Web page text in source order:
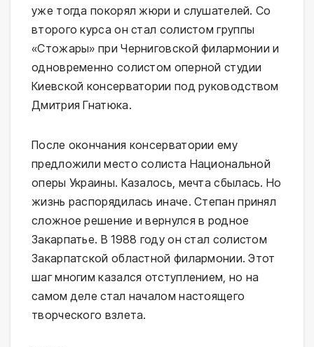
уже тогда покорял жюри и слушателей. Со
второго курса он стал солистом группы
«Стожары» при Черниговской филармонии и
одновременно солистом оперной студии
Киевской консерватории под руководством
Дмитрия Гнатюка.
После окончания консерватории ему
предложили место солиста Национальной
оперы Украины. Казалось, мечта сбылась. Но
жизнь распорядилась иначе. Степан принял
сложное решение и вернулся в родное
Закарпатье. В 1988 году он стал солистом
Закарпатской областной филармонии. Этот
шаг многим казался отступлением, но на
самом деле стал началом настоящего
творческого взлета.